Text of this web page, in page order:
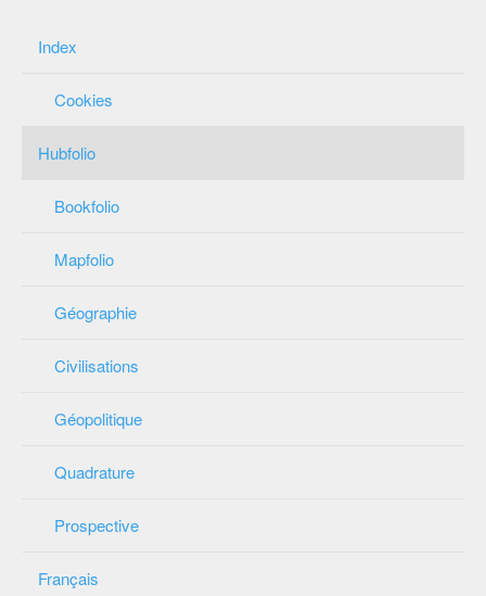
Index
Cookies
Hubfolio
Bookfolio
Mapfolio
Géographie
Civilisations
Géopolitique
Quadrature
Prospective
Français